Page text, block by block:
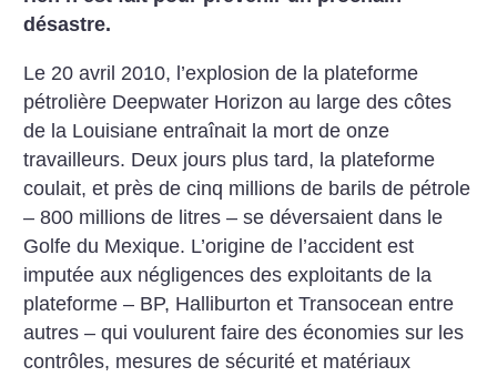
désastre.
Le 20 avril 2010, l’explosion de la plateforme
pétrolière Deepwater Horizon au large des côtes
de la Louisiane entraînait la mort de onze
travailleurs. Deux jours plus tard, la plateforme
coulait, et près de cinq millions de barils de pétrole
– 800 millions de litres – se déversaient dans le
Golfe du Mexique. L’origine de l’accident est
imputée aux négligences des exploitants de la
plateforme – BP, Halliburton et Transocean entre
autres – qui voulurent faire des économies sur les
contrôles, mesures de sécurité et matériaux